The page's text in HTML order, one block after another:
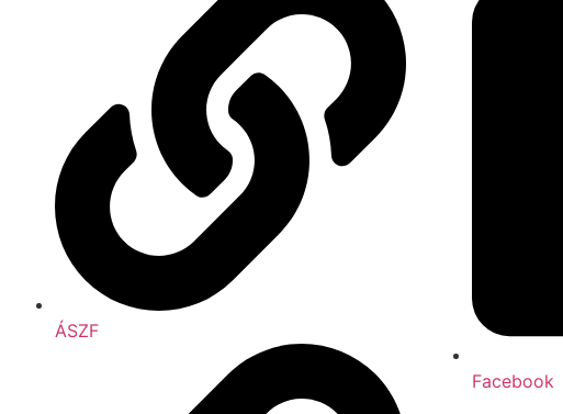
ÁSZF
Facebook